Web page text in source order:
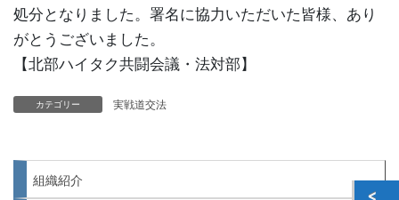
処分となりました。署名に協力いただいた皆様、あり
がとうございました。
【北部ハイタク共闘会議・法対部】
カテゴリー 実戦道交法
組織紹介